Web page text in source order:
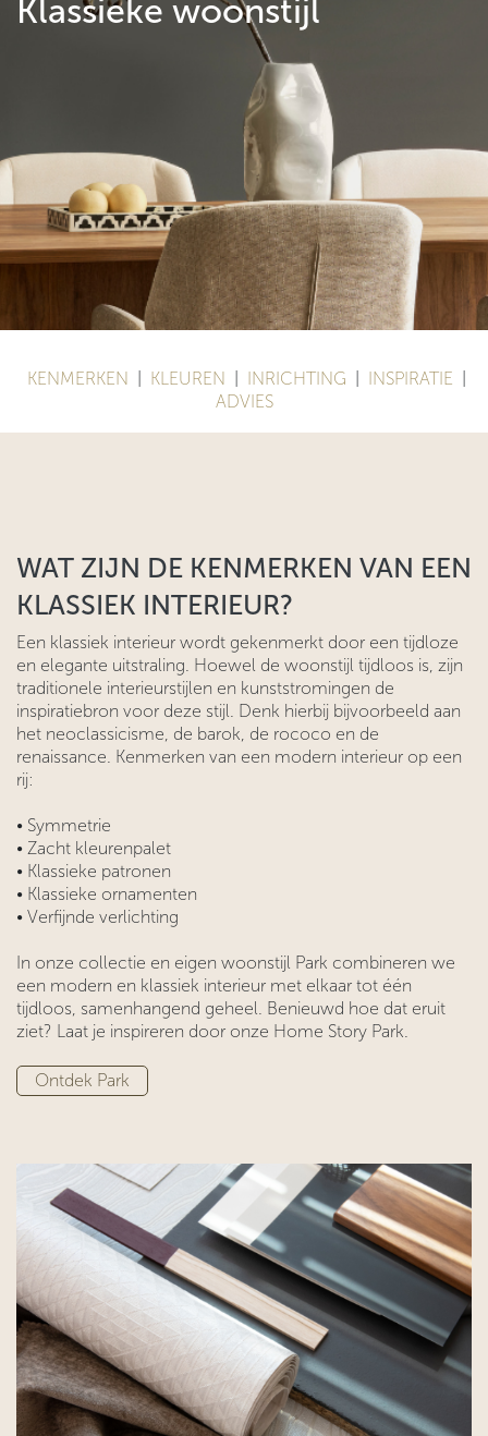
Klassieke woonstijl
KENMERKEN KLEUREN INRICHTING INSPIRATIE
ADVIES
WAT ZIJN DE KENMERKEN VAN EEN
KLASSIEK INTERIEUR?
Een klassiek interieur wordt gekenmerkt door een tijdloze
en elegante uitstraling. Hoewel de woonstijl tijdloos is, zijn
traditionele interieurstijlen en kunststromingen de
inspiratiebron voor deze stijl. Denk hierbij bijvoorbeeld aan
het neoclassicisme, de barok, de rococo en de
renaissance. Kenmerken van een modern interieur op een
rij:
• Symmetrie
• Zacht kleurenpalet
• Klassieke patronen
• Klassieke ornamenten
• Verfijnde verlichting
In onze collectie en eigen woonstijl Park combineren we
een modern en klassiek interieur met elkaar tot één
tijdloos, samenhangend geheel. Benieuwd hoe dat eruit
ziet? Laat je inspireren door onze Home Story Park.
Ontdek Park